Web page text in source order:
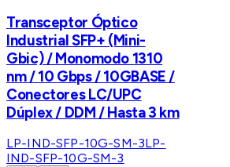
Transceptor Óptico
Industrial SFP+ (Mini-
Gbic) / Monomodo 1310
nm / 10 Gbps / 10GBASE /
Conectores LC/UPC
Dúplex / DDM / Hasta 3 km
LP-IND-SFP-10G-SM-3LP-
IND-SFP-10G-SM-3